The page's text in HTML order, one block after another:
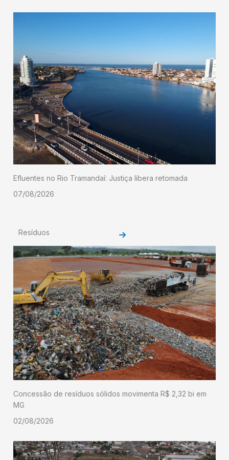
Efluentes no Rio Tramandaí: Justiça libera retomada
07/08/2026
Resíduos
Concessão de resíduos sólidos movimenta R$ 2,32 bi em
MG
02/08/2026